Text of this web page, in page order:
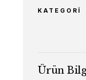
KATEGORI
Ürün